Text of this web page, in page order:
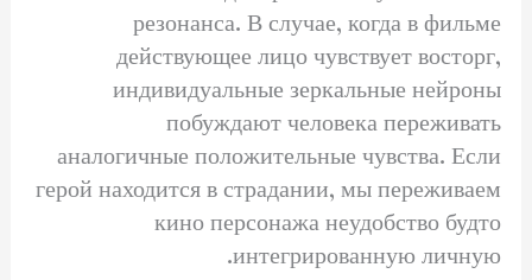
резонанса. В случае, когда в фильме
действующее лицо чувствует восторг,
индивидуальные зеркальные нейроны
побуждают человека переживать
аналогичные положительные чувства. Если
герой находится в страдании, мы переживаем
кино персонажа неудобство будто
интегрированную личную.